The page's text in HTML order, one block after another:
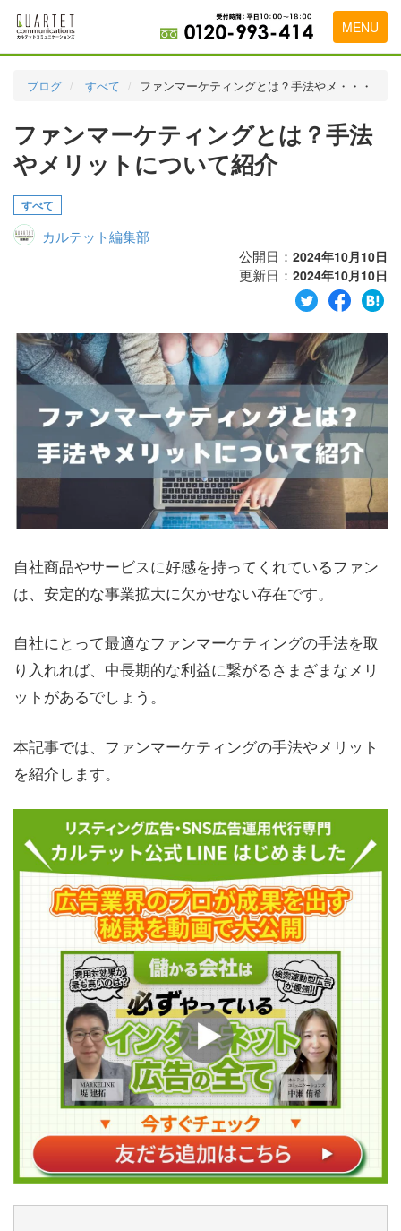
MENU
実績・お客様の声
初めて導入をお考えの方
代理店の乗り換えをお考えの方
会社概要
お問い合わせ
ブログ すべて ファンマーケティングとは？手法やメ・・・
ファンマーケティングとは？手法
やメリットについて紹介
すべて
カルテット編集部
公開日： 2024年10月10日
更新日： 2024年10月10日
自社商品やサービスに好感を持ってくれているファン
は、安定的な事業拡大に欠かせない存在です。
自社にとって最適なファンマーケティングの手法を取
り入れれば、中長期的な利益に繋がるさまざまなメリ
ットがあるでしょう。
本記事では、ファンマーケティングの手法やメリット
を紹介します。